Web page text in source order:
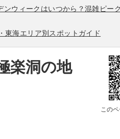
ンウィークはいつから？混雑ピー
東海エリア別スポットガイド
楽洞の地
この